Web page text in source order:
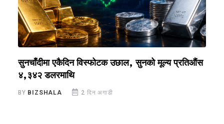
सुनचाँदीमा एकैदिन विस्फोटक उछाल, सुनको मूल्य प्रतिऔंस
४,३४२ डलरमाथि
BY BIZSHALA 2 दिन अगाडी